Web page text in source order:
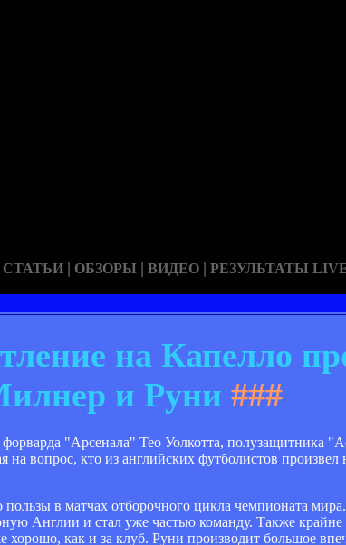
СТАТЬИ | ОБЗОРЫ | ВИДЕО | РЕЗУЛЬТАТЫ
на Капелло
и Руни ###
"Арсенала" Тео Уолкотта, полузащитника
вопрос, кто из английских футболистов произвел
в матчах отборочного цикла чемпионата
Англии и стал уже частью команду. Также
хорошо, как и за клуб. Руни производит большое